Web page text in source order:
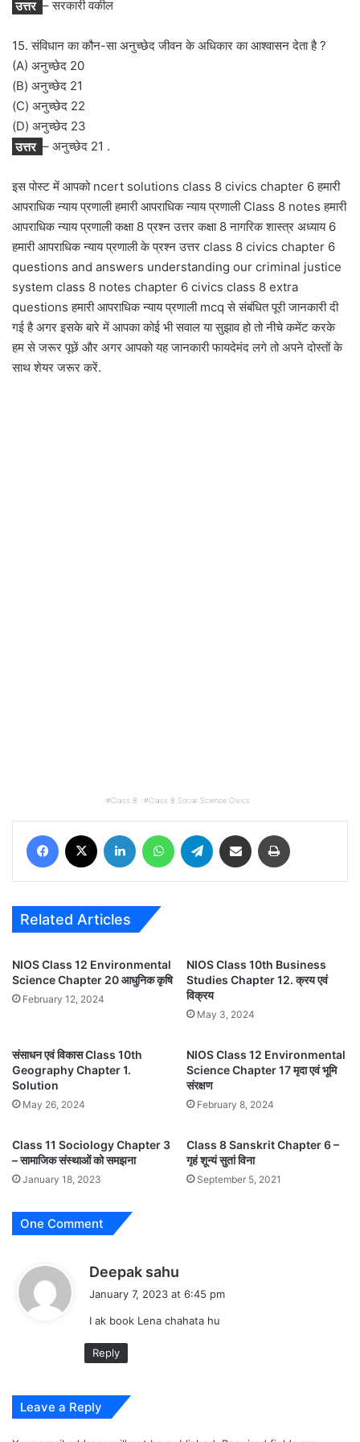
उत्तर – सरकारी वकील
15. संविधान का कौन-सा अनुच्छेद जीवन के अधिकार का आश्वासन देता है ?
(A) अनुच्छेद 20
(B) अनुच्छेद 21
(C) अनुच्छेद 22
(D) अनुच्छेद 23
उत्तर – अनुच्छेद 21 .
इस पोस्ट में आपको ncert solutions class 8 civics chapter 6 हमारी
आपराधिक न्याय प्रणाली हमारी आपराधिक न्याय प्रणाली Class 8 notes हमारी
आपराधिक न्याय प्रणाली कक्षा 8 प्रश्न उत्तर कक्षा 8 नागरिक शास्त्र अध्याय 6
हमारी आपराधिक न्याय प्रणाली के प्रश्न उत्तर class 8 civics chapter 6
questions and answers understanding our criminal justice
system class 8 notes chapter 6 civics class 8 extra
questions हमारी आपराधिक न्याय प्रणाली mcq से संबंधित पूरी जानकारी दी
गई है अगर इसके बारे में आपका कोई भी सवाल या सुझाव हो तो नीचे कमेंट करके
हम से जरूर पूछें और अगर आपको यह जानकारी फायदेमंद लगे तो अपने दोस्तों के
साथ शेयर जरूर करें.
Class 8 Class 8 Social Science Civics
Facebook LinkedIn WhatsAppTelegram Share via Email
Related Articles
NIOS Class 12 Environmental
Science Chapter 20 आधुनिक कृषि
February 12, 2024
NIOS Class 10th Business
Studies Chapter 12. क्रय एवं
विक्रय
May 3, 2024
संसाधन एवं विकास Class 10th
Geography Chapter 1.
Solution
May 26, 2024
NIOS Class 12 Environmental
Science Chapter 17 मृदा एवं भूमि
संरक्षण
February 8, 2024
Class 11 Sociology Chapter 3
– सामाजिक संस्थाओं को समझना
January 18, 2023
Class 8 Sanskrit Chapter 6 –
गृहं शून्यं सुतां विना
September 5, 2021
One Comment
Deepak sahu
s
January 7, 2023 at 6:45 pm
I ak book Lena chahata hu
Reply
Leave a Reply